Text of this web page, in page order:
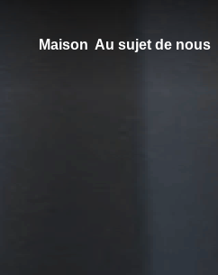
Maison Au sujet de nous